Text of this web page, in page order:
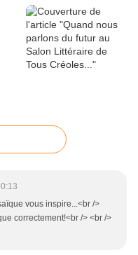
vous inspire...<br />
correctement!<br /> <br />